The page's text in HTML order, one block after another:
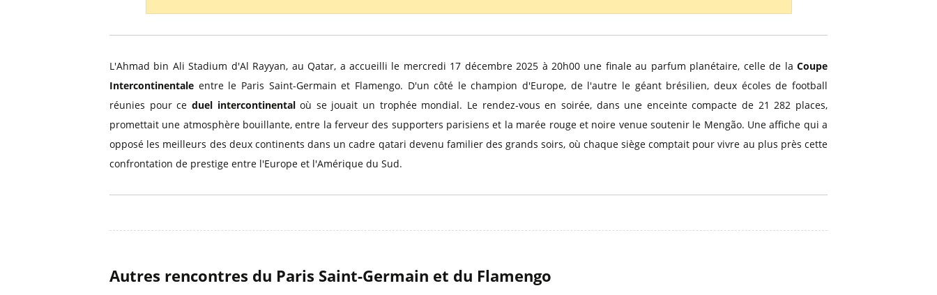
Billets Saudi Pro League
L'Ahmad bin Ali Stadium d'Al Rayyan, au Qatar, a accueilli le mercredi 17 décembre 2025 à 20h00 une finale au parfum planétaire, celle de la Coupe
Intercontinentale entre le Paris Saint-Germain et Flamengo. D'un côté le champion d'Europe, de l'autre le géant brésilien, deux écoles de football
réunies pour ce duel intercontinentaloù se jouait un trophée mondial. Le rendez-vous en soirée, dans une enceinte compacte de 21 282 places,
promettait une atmosphère bouillante, entre la ferveur des supporters parisiens et la marée rouge et noire venue soutenir le Mengão. Une affiche qui a
opposé les meilleurs des deux continents dans un cadre qatari devenu familier des grands soirs, où chaque siège comptait pour vivre au plus près cette
confrontation de prestige entre l'Europe et l'Amérique du Sud.
Autres rencontres du Paris Saint-Germain et du Flamengo